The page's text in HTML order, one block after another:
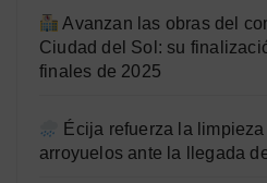
Avanzan las obras del
Ciudad del Sol: su
finales de 2025
Écija refuerza la
arroyuelos ante la llegada